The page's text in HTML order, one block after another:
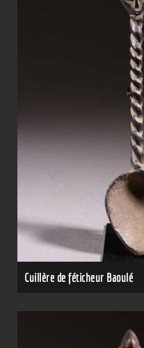
Cuillère de féticheur Baoulé